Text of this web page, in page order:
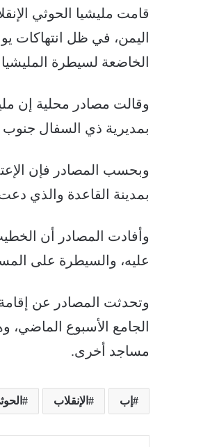
قامت مليشيا الحوثي
اليمن، في ظل انتهاكات
الخاضعة لسيطرة المليشيا
وقالت مصادر محلية إن
بمديرية ذي السفال
وبحسب المصادر فإن
بمدينة القاعدة والذي
وأفادت المصادر أن
عليه، والسيطرة على
وتحدثت المصادر عن
الجامع الأسبوع الماضي،
مساجد أخرى.
إب الإنقلاب